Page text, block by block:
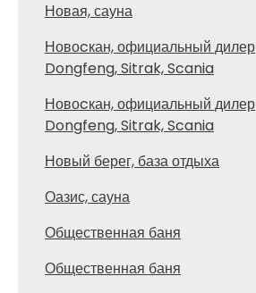
Новая, сауна
Новоcкан, официальный дилер
Dongfeng, Sitrak, Scania
Новоcкан, официальный дилер
Dongfeng, Sitrak, Scania
Новый берег, база отдыха
Оазис, сауна
Общественная баня
Общественная баня